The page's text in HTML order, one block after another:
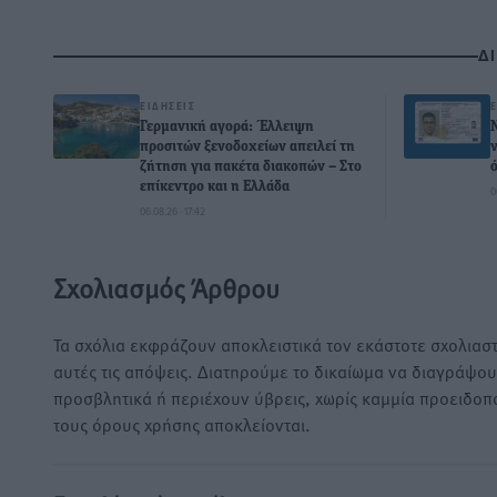
ΕΙΔΉΣΕΙΣ
Γερμανική αγορά: Έλλειψη
προσιτών ξενοδοχείων απειλεί τη
ζήτηση για πακέτα διακοπών – Στο
επίκεντρο και η Ελλάδα
06.08.26 · 17:42
Σχολιασμός Άρθρου
Τα σχόλια εκφράζουν αποκλειστικά τον εκάστοτε
αυτές τις απόψεις. Διατηρούμε το δικαίωμα να
προσβλητικά ή περιέχουν ύβρεις, χωρίς καμμία
τους όρους χρήσης αποκλείονται.